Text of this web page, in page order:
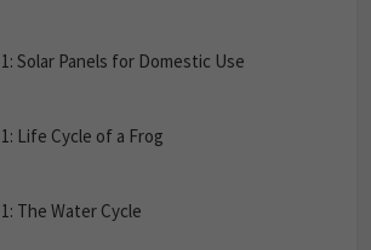
Solar Panels for Domestic Use
Life Cycle of a Frog
The Water Cycle